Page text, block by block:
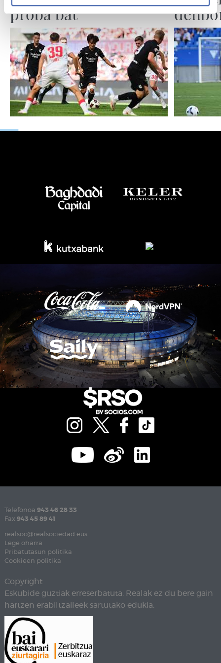
proba bat
Telefonoa 943 46 28 33
Fax 943 45 89 41
realsoc@realsociedad.eus
Lege oharra
Pribatutasun politika
Cookieen politika
Copyright
Eskubide guztiak erreserbatuta. Realak ez du bere gain
hartzen erabiltzaileek sartutako edukia.